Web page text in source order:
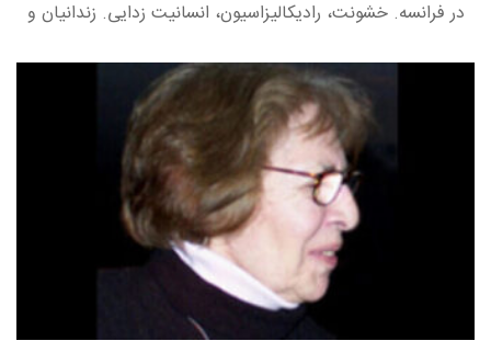
در فرانسه. خشونت، رادیکالیزاسیون، انسانیت زدایی. زندانیان و
چندین ساله توسط دکتر […]